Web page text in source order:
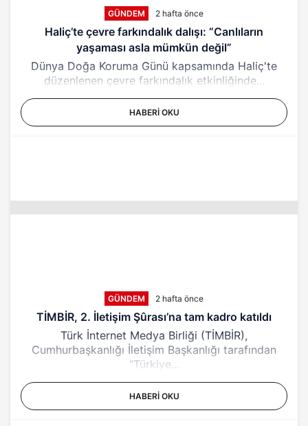
GÜNDEM 2 hafta önce
Haliç’te çevre farkındalık dalışı: “Canlıların
yaşaması asla mümkün değil”
Dünya Doğa Koruma Günü kapsamında Haliç'te
düzenlenen çevre farkındalık etkinliğinde...
HABERI OKU
GÜNDEM 2 hafta önce
TİMBİR, 2. İletişim Şûrası’na tam kadro katıldı
Türk İnternet Medya Birliği (TİMBİR),
Cumhurbaşkanlığı İletişim Başkanlığı tarafından
“Türkiye...
HABERI OKU